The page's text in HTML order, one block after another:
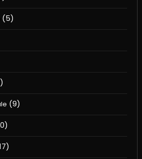
(5)
(9)